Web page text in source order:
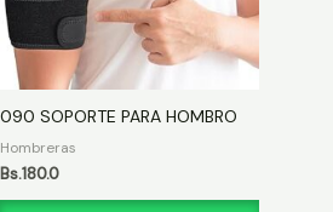
090 SOPORTE PARA HOMBRO
Hombreras
Bs.180.0